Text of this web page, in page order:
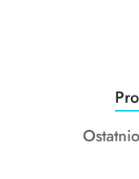
Pomiń karuzelę
o
Produkty